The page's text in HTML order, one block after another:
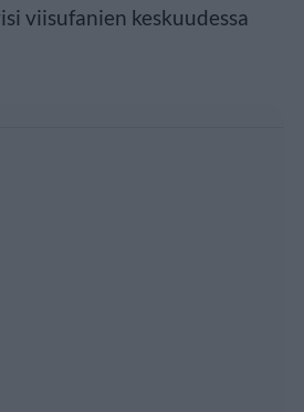
viisufanien keskuudessa